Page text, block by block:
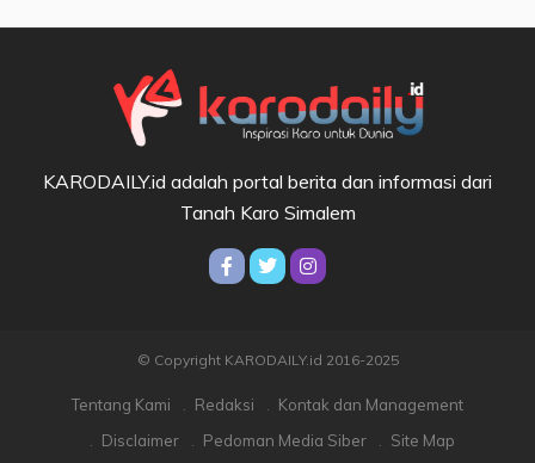
KARODAILY.id adalah portal berita dan informasi dari
Tanah Karo Simalem
© Copyright KARODAILY.id 2016-2025
Tentang Kami Redaksi
Kontak dan Management
Disclaimer
Pedoman Media Siber Site Map